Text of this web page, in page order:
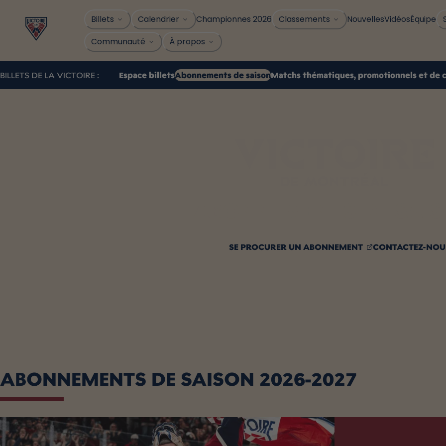
contenu
Billets Calendrier Championnes 2026 Classements NouvellesVidéosÉquipe
Communauté
À propos
BILLETS DE LA VICTOIRE : Espace billetsAbonnements de saisonMatchs thématiques, promotionnels et de
SE PROCURER UNABONNEMENT , OPENS IN A NEW
CONTACTEZ-
ABONNEMENTS DE SAISON 2026-2027